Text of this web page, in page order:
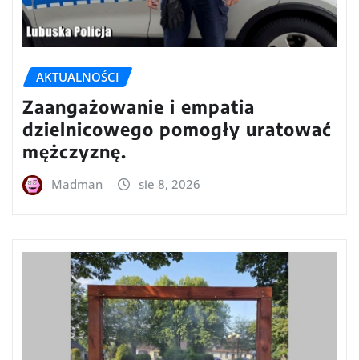
AKTUALNOŚCI
Zaangażowanie i empatia
dzielnicowego pomogły uratować
mężczyznę.
Madman sie 8, 2026